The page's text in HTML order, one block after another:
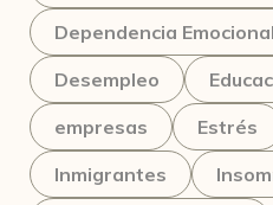
Dependencia Emocional
Desempleo
empresas
Estrés
Inmigrantes